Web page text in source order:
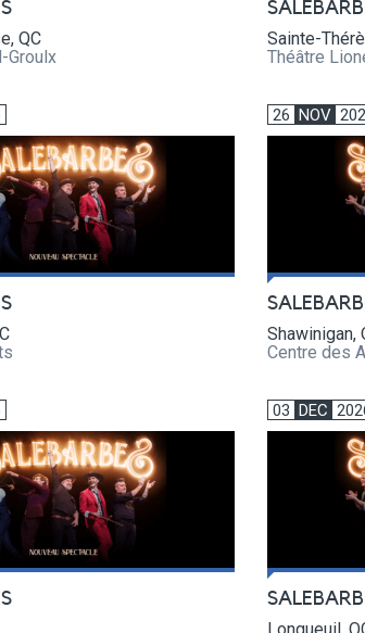
QC
Groulx
Sainte-
Théâtre
26 NOV
Shawinigan,
Centre des
03 DEC
Longueuil,